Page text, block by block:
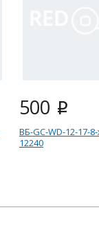
500 i
ВБ-GC-WD-12-17-
12240